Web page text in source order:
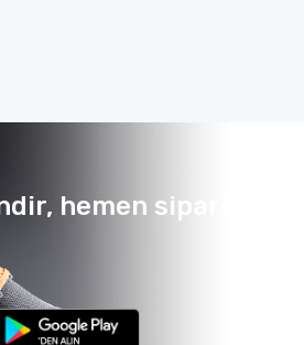
hemen sipariş